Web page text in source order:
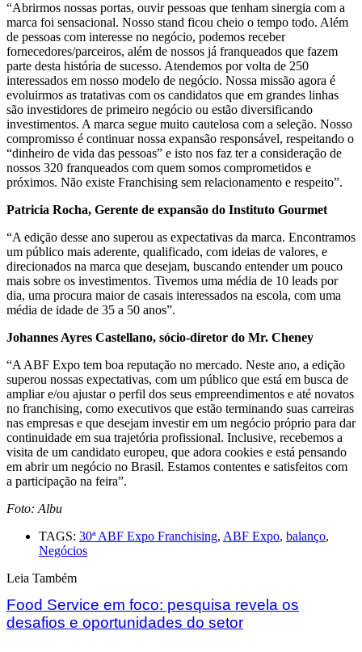
“Abrirmos nossas portas, ouvir pessoas que tenham sinergia com a
marca foi sensacional. Nosso stand ficou cheio o tempo todo. Além
de pessoas com interesse no negócio, podemos receber
fornecedores/parceiros, além de nossos já franqueados que fazem
parte desta história de sucesso. Atendemos por volta de 250
interessados em nosso modelo de negócio. Nossa missão agora é
evoluirmos as tratativas com os candidatos que em grandes linhas
são investidores de primeiro negócio ou estão diversificando
investimentos. A marca segue muito cautelosa com a seleção. Nosso
compromisso é continuar nossa expansão responsável, respeitando o
“dinheiro de vida das pessoas” e isto nos faz ter a consideração de
nossos 320 franqueados com quem somos comprometidos e
próximos. Não existe Franchising sem relacionamento e respeito”.
Patricia Rocha, Gerente de expansão do Instituto Gourmet
“A edição desse ano superou as expectativas da marca. Encontramos
um público mais aderente, qualificado, com ideias de valores, e
direcionados na marca que desejam, buscando entender um pouco
mais sobre os investimentos. Tivemos uma média de 10 leads por
dia, uma procura maior de casais interessados na escola, com uma
média de idade de 35 a 50 anos”.
Johannes Ayres Castellano, sócio-diretor do Mr. Cheney
“A ABF Expo tem boa reputação no mercado. Neste ano, a edição
superou nossas expectativas, com um público que está em busca de
ampliar e/ou ajustar o perfil dos seus empreendimentos e até novatos
no franchising, como executivos que estão terminando suas carreiras
nas empresas e que desejam investir em um negócio próprio para dar
continuidade em sua trajetória profissional. Inclusive, recebemos a
visita de um candidato europeu, que adora cookies e está pensando
em abrir um negócio no Brasil. Estamos contentes e satisfeitos com
a participação na feira”.
Foto: Albu
TAGS: 30ª ABF Expo Franchising, ABF Expo, balanço,
Negócios
Leia Também
Food Service em foco: pesquisa revela os
desafios e oportunidades do setor